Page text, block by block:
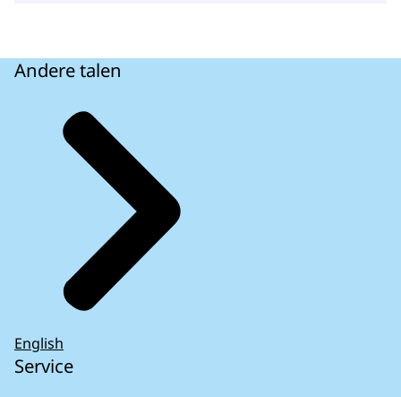
Andere talen
English
Service